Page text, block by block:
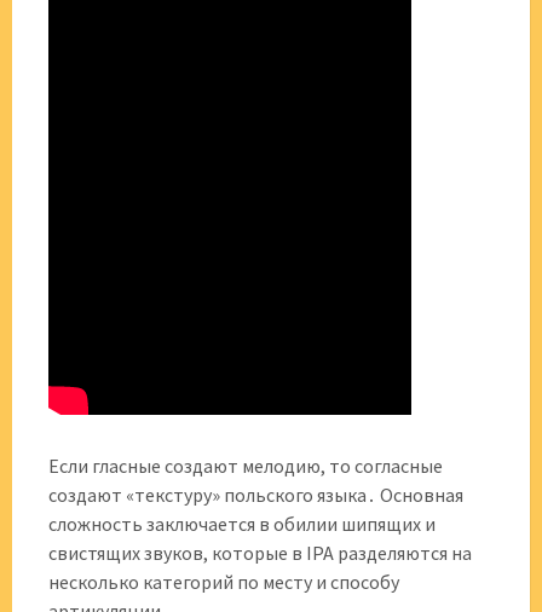
Если гласные создают мелодию, то согласные
создают «текстуру» польского языка․ Основная
сложность заключается в обилии шипящих и
свистящих звуков, которые в IPA разделяются на
несколько категорий по месту и способу